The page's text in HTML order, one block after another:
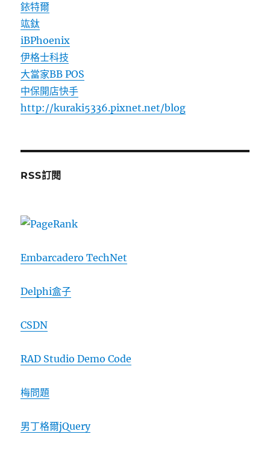
銥特爾
竑鈦
iBPhoenix
伊格士科技
大當家BB POS
中保開店快手
http://kuraki5336.pixnet.net/blog
RSS訂閱
Embarcadero TechNet
Delphi盒子
CSDN
RAD Studio Demo Code
梅問題
男丁格爾jQuery